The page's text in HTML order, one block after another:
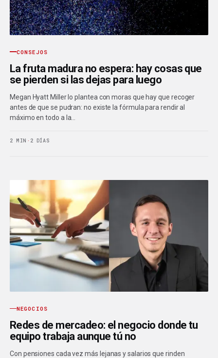
CONSEJOS
La fruta madura no espera: hay cosas que
se pierden si las dejas para luego
Megan Hyatt Miller lo plantea con moras que hay que recoger
antes de que se pudran: no existe la fórmula para rendir al
máximo en todo a la…
2 MIN · 2 DÍAS
NEGOCIOS
Redes de mercadeo: el negocio donde tu
equipo trabaja aunque tú no
Con pensiones cada vez más lejanas y salarios que rinden